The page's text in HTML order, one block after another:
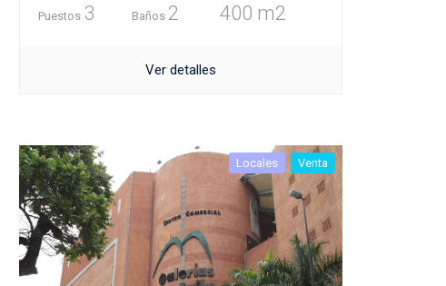
Puestos 3 Baños 2 400 m2
Ver detalles
Locales Venta